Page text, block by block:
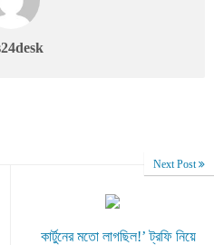
Next Post
কার্টুনের মতো লাগছিল!’ ট্রফি নিয়ে